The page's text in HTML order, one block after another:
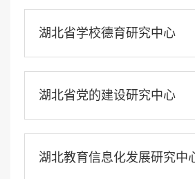
湖北省学校德育研究中心
湖北省党的建设研究中心
湖北教育信息化发展研究中